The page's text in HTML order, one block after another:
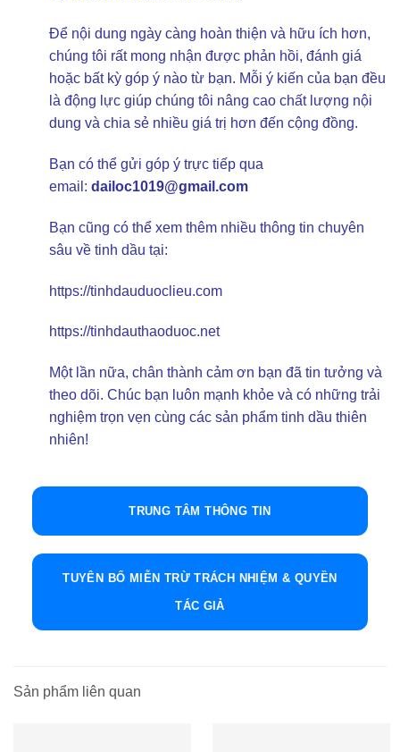
Để nội dung ngày càng hoàn thiện và hữu ích hơn,
chúng tôi rất mong nhận được phản hồi, đánh giá
hoặc bất kỳ góp ý nào từ bạn. Mỗi ý kiến của bạn đều
là động lực giúp chúng tôi nâng cao chất lượng nội
dung và chia sẻ nhiều giá trị hơn đến cộng đồng.
Bạn có thể gửi góp ý trực tiếp qua
email: dailoc1019@gmail.com
Bạn cũng có thể xem thêm nhiều thông tin chuyên
sâu về tinh dầu tại:
https://tinhdauduoclieu.com
https://tinhdauthaoduoc.net
Một lần nữa, chân thành cảm ơn bạn đã tin tưởng và
theo dõi. Chúc bạn luôn mạnh khỏe và có những trải
nghiệm trọn vẹn cùng các sản phẩm tinh dầu thiên
nhiên!
TRUNG TÂM THÔNG TIN
TUYÊN BỐ MIỄN TRỪ TRÁCH NHIỆM & QUYỀN
TÁC GIẢ
Sản phẩm liên quan